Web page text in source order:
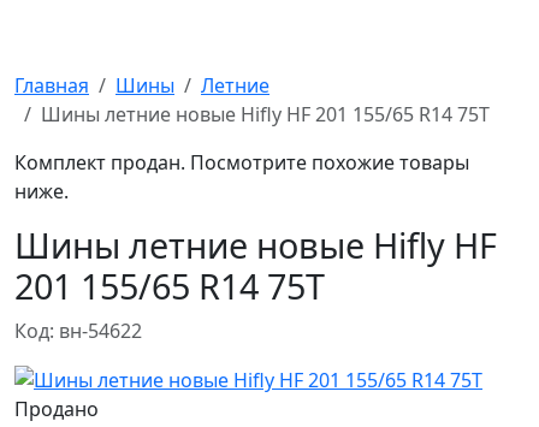
Главная Шины
Летние
Шины летние новые Hifly HF 201 155/65 R14 75T
Комплект продан. Посмотрите похожие товары
ниже.
Шины летние новые Hifly HF
201 155/65 R14 75T
Код: вн-54622
Продано